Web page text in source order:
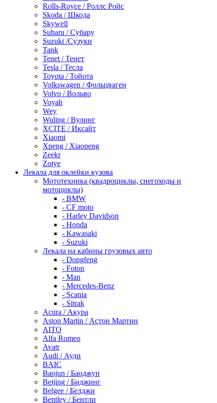
Rolls-Royce / Роллс Ройс
Skoda / Шкода
Skywell
Subaru / Субару
Suzuki /Сузуки
Tank
Tenet / Тенет
Tesla / Тесла
Toyota / Тойота
Volkswagen / Фольцваген
Volvo / Вольво
Voyah
Wey
Wuling / Вулинг
XCITE / Иксайт
Xiaomi
Xpeng / Xiaopeng
Zeekr
Zotye
Лекала для оклейки кузова
Мототехника (квадроциклы, снегоходы и
мотоциклы)
- BMW
- CF moto
- Harley Davidson
- Honda
- Kawasaki
- Suzuki
Лекала на кабины грузовых авто
- Dongfeng
- Foton
- Man
- Mercedes-Benz
- Scania
- Sitrak
Acura / Акура
Aston Martin / Астон Мартин
AITO
Alfa Romeo
Avatr
Audi / Ауди
BAIC
Baojun / Баоджун
Beijing / Биджинг
Belgee / Белджи
Bentley / Бентли